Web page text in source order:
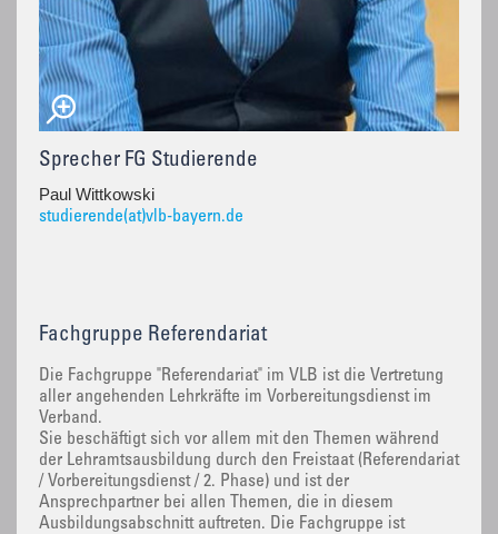
Sprecher FG Studierende
Paul Wittkowski
studierende(at)vlb-bayern.de
Fachgruppe Referendariat
Die Fachgruppe "Referendariat" im VLB ist die Vertretung
aller angehenden Lehrkräfte im Vorbereitungsdienst im
Verband.
Sie beschäftigt sich vor allem mit den Themen während
der Lehramtsausbildung durch den Freistaat (Referendariat
/ Vorbereitungsdienst / 2. Phase) und ist der
Ansprechpartner bei allen Themen, die in diesem
Ausbildungsabschnitt auftreten. Die Fachgruppe ist